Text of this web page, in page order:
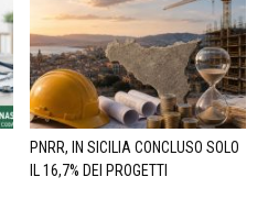
PNRR, IN SICILIA CONCLUSO SOLO
IL 16,7% DEI PROGETTI